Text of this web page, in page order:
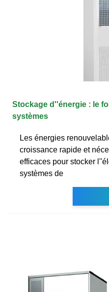
Stockage d''énergie : le
systèmes
Les énergies
croissance rapide et
efficaces pour stocker
systèmes de